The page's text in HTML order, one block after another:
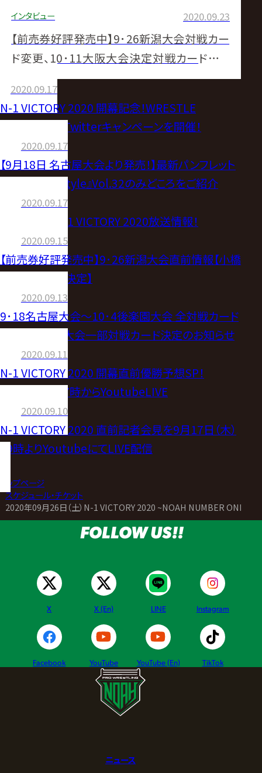
インタビュー 2020.09.23
【前売券好評発売中】9･26新潟大会対戦カー
ド変更、10･11大阪大会決定対戦カードのお
2020.09.17
N-1 VICTORY 2020 開幕記念！WRESTLE
UNIVERSEでTwitterキャンペーンを開催！
2020.09.17
【9月18日 名古屋大会より発売！】最新パンフレット
『NOAH the Style』Vol.32のみどころをご紹介
2020.09.17
【放送情報】N-1 VICTORY 2020放送情報！
2020.09.15
【前売券好評発売中】9･26新潟大会直前情報【小橋
建太さん来場決定】
2020.09.13
9･18名古屋大会～10･4後楽園大会 全対戦カード
＆10･11大阪大会一部対戦カード決定のお知らせ
2020.09.11
N-1 VICTORY 2020 開幕直前優勝予想SP！
9.15（火）よる7時からYoutubeLIVE
2020.09.10
N-1 VICTORY 2020 直前記者会見を9月17日（木）
19時よりYoutubeにてLIVE配信
トップページ
>スケジュール・チケット
2020年09月26日（土）N-1 VICTORY 2020 ~NOAH NUMBER ONE
FOLLOW US!!
X X (En) LINE Instagram
Facebook YouTube YouTube (En) TikTok
ニュース